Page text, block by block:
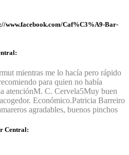
www.facebook.com/Caf%C3%A9-Bar-
mientras me lo hacía pero rápido
para quien no había
atenciónM. C. Cervela5Muy buen
Económico.Patricia Barreiro
agradables, buenos pinchos
Central: